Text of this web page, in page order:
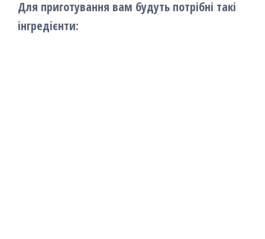
Для приготування вам будуть потрібні такі
інгредієнти: